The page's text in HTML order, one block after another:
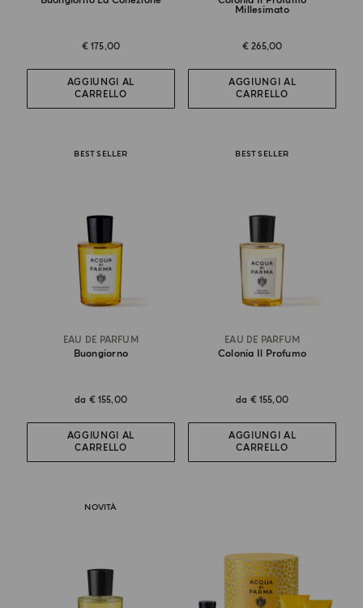
€ 175,00
AGGIUNGI AL
CARRELLO
Millesimato
€ 265,00
AGGIUNGI AL
CARRELLO
BEST SELLER
EAU DE PARFUM
Buongiorno
da € 155,00
AGGIUNGI AL
CARRELLO
BEST SELLER
EAU DE PARFUM
Colonia Il Profumo
da € 155,00
AGGIUNGI AL
CARRELLO
NOVITÀ